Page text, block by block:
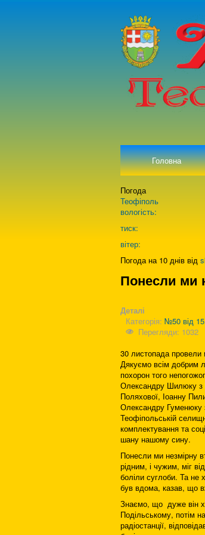
Головна
Погода
Теофіполь
вологість:
тиск:
вітер:
Погода на 10 днів від
Понесли ми
Деталі
Категорія: №50 від
Перегляди: 1032
30 листопада провели
Дякуємо всім добрим
похорон того
Олександру Шилюку з
Поляхової, Іоанну
Олександру Гуменюку
Теофіпольській
комплектування та
шану нашому сину.
Понесли ми незмірну
рідним, і чужим, міг
боліли суглоби. Та не
був вдома, казав, що
Знаємо, що дуже він
Подільському, потім
радіостанції,